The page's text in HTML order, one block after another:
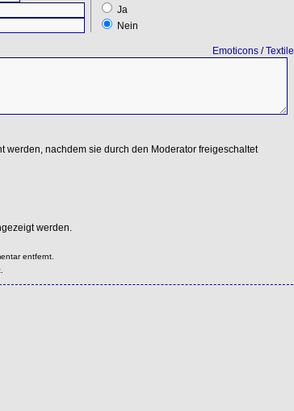
Ja
Nein
Emoticons/Textile
werden, nachdem sie durch den Moderator freigeschaltet
werden.
entfernt.